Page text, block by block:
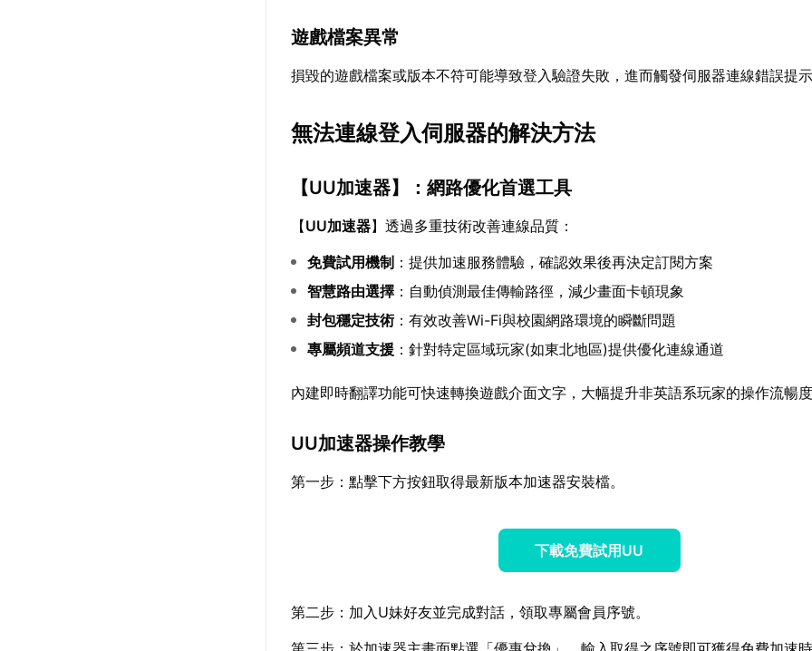
遊戲檔案異常
損毀的遊戲檔案或版本不符可能導致登入驗證失敗，進而觸發伺服器連線錯誤提
無法連線登入伺服器的解決方法
【UU加速器】：網路優化首選工具
【UU加速器】透過多重技術改善連線品質：
免費試用機制 ：提供加速服務體驗，確認效果後再決定訂閱方案
智慧路由選擇 ：自動偵測最佳傳輸路徑，減少畫面卡頓現象
封包穩定技術：有效改善Wi-Fi與校園網路環境的瞬斷問題
專屬頻道支援 ：針對特定區域玩家(如東北地區)提供優化連線通道
內建即時翻譯功能可快速轉換遊戲介面文字，大幅提升非英語系玩家的操作流暢
UU加速器操作教學
第一步：點擊下方按鈕取得最新版本加速器安裝檔。
下載免費試用UU
第二步：加入U妹好友並完成對話，領取專屬會員序號。